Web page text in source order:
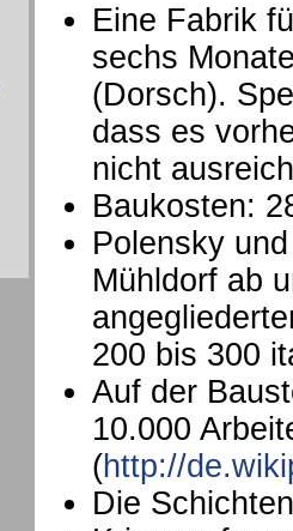
Eine Fabrik
sechs
(Dorsch).
dass es
nicht
Baukosten:
Polensky
Mühldorf ab
200 bis 300
Auf der
10.000
(http://
Die